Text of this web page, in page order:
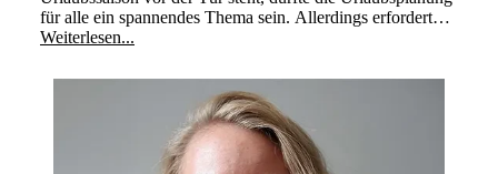
für alle ein spannendes Thema sein. Allerdings erfordert
Reisen zusätzliche Überlegungen.
Weiterlesen...